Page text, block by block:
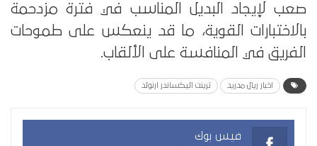
صعب لإيجاد البديل المناسب في فترة مزدحمة
بالاختبارات القوية، ما قد ينعكس على طموحات
الفريق في المنافسة على الألقاب.
اخبار ريال مدريد ترينت اليكساندر ارنولد
فيس بوك